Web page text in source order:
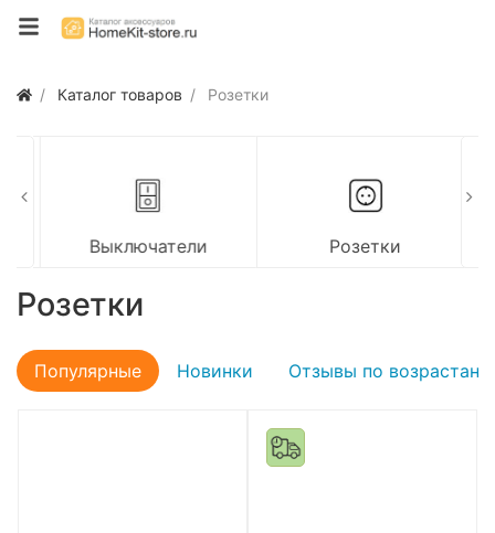
Каталог товаров Розетки
Выключатели Розетки
Розетки
Популярные Новинки Отзывы по